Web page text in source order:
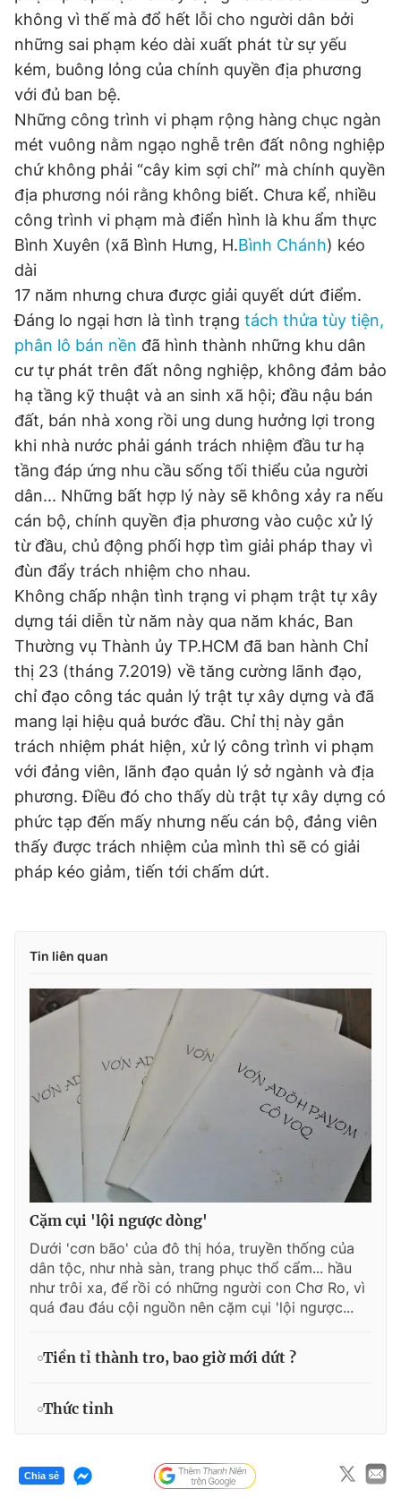
Theo dõi báo trên
Hotline
0906 645 777
Liên hệ quảng cáo
0908 780 404
Quảng cáo Tòa soạn Chính sách bảo
Tổng biên tập: Nguyễn Ngọc Toàn
Phó tổng biên tập thường trực: Hải Thành
Phó tổng biên tập: Lâm Hiếu Dũng
Phó tổng biên tập: Trần Việt Hưng
Tổng thư ký tòa soạn: Đức Trung
Giấy phép xuất bản số 110/GP - BTTTT cấp ngày 24.3.2020
© 2003-2026 Bản quyền thuộc về Báo Thanh Niên. Cấm sao
chép dưới mọi hình thức nếu không có sự chấp thuận bằng văn
bản. Phát triển bởi ePi Technologies, JSC.
không vì thế mà đổ hết lỗi cho người dân bởi
những sai phạm kéo dài xuất phát từ sự yếu
kém, buông lỏng của chính quyền địa phương
với đủ ban bệ.
Những công trình vi phạm rộng hàng chục ngàn
mét vuông nằm ngạo nghễ trên đất nông nghiệp
chứ không phải “cây kim sợi chỉ” mà chính quyền
địa phương nói rằng không biết. Chưa kể, nhiều
công trình vi phạm mà điển hình là khu ẩm thực
Bình Xuyên (xã Bình Hưng, H.Bình Chánh) kéo
dài
17 năm nhưng chưa được giải quyết dứt điểm.
Đáng lo ngại hơn là tình trạng tách thửa tùy tiện,
phân lô bán nền đã hình thành những khu dân
cư tự phát trên đất nông nghiệp, không đảm bảo
hạ tầng kỹ thuật và an sinh xã hội; đầu nậu bán
đất, bán nhà xong rồi ung dung hưởng lợi trong
khi nhà nước phải gánh trách nhiệm đầu tư hạ
tầng đáp ứng nhu cầu sống tối thiểu của người
dân... Những bất hợp lý này sẽ không xảy ra nếu
cán bộ, chính quyền địa phương vào cuộc xử lý
từ đầu, chủ động phối hợp tìm giải pháp thay vì
đùn đẩy trách nhiệm cho nhau.
Không chấp nhận tình trạng vi phạm trật tự xây
dựng tái diễn từ năm này qua năm khác, Ban
Thường vụ Thành ủy TP.HCM đã ban hành Chỉ
thị 23 (tháng 7.2019) về tăng cường lãnh đạo,
chỉ đạo công tác quản lý trật tự xây dựng và đã
mang lại hiệu quả bước đầu. Chỉ thị này gắn
trách nhiệm phát hiện, xử lý công trình vi phạm
với đảng viên, lãnh đạo quản lý sở ngành và địa
phương. Điều đó cho thấy dù trật tự xây dựng có
phức tạp đến mấy nhưng nếu cán bộ, đảng viên
thấy được trách nhiệm của mình thì sẽ có giải
pháp kéo giảm, tiến tới chấm dứt.
Tin liên quan
Cặm cụi 'lội ngược dòng'
Dưới 'cơn bão' của đô thị hóa, truyền thống của
dân tộc, như nhà sàn, trang phục thổ cẩm... hầu
như trôi xa, để rồi có những người con Chơ Ro, vì
quá đau đáu cội nguồn nên cặm cụi 'lội ngược...
Tiền tỉ thành tro, bao giờ mới dứt ?
Thức tỉnh
Chia sẻ